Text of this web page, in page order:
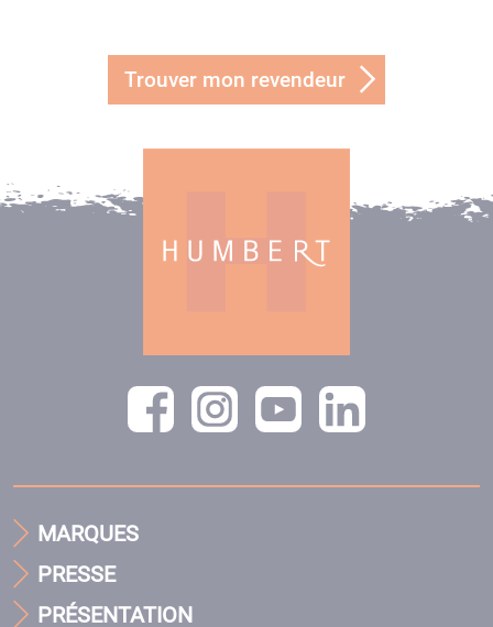
Trouver mon revendeur
MARQUES
PRESSE
PRÉSENTATION